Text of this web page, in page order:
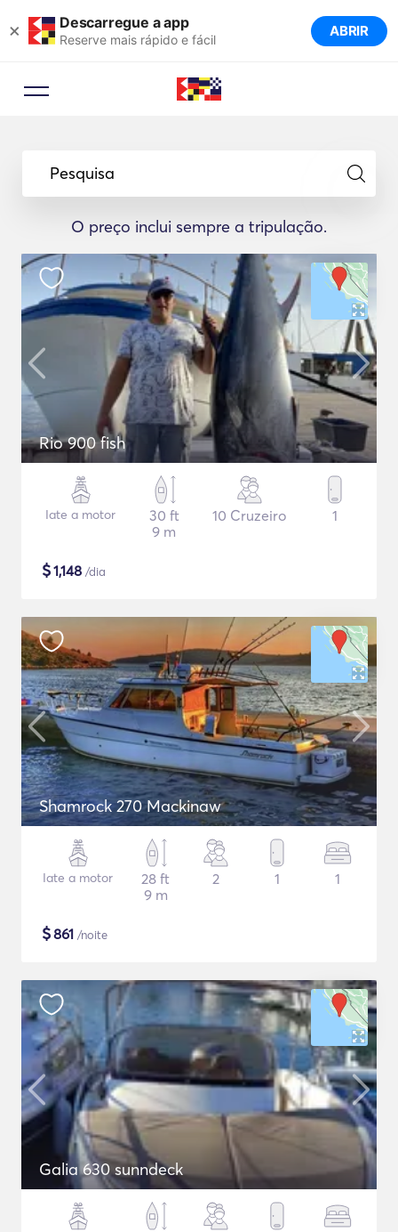
× Descarregue a app
Reserve mais rápido e fácil ABRIR
Pesquisa
O preço inclui sempre a tripulação.
Rio 900 fish
Iate a motor
30 ft
9 m
10 Cruzeiro 1
$1,148 /dia
Shamrock 270 Mackinaw
Iate a motor
28 ft
9 m
2 1 1
$861 /noite
Galia 630 sunndeck